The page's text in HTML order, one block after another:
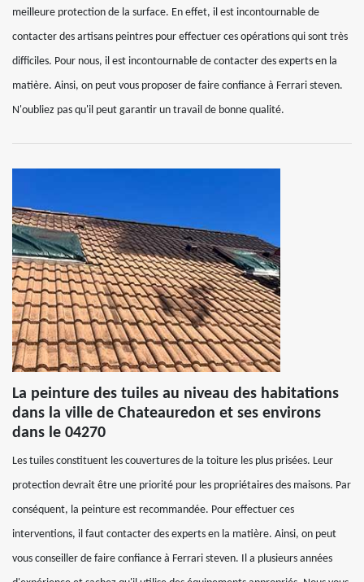
meilleure protection de la surface. En effet, il est incontournable de
contacter des artisans peintres pour effectuer ces opérations qui sont très
difficiles. Pour nous, il est incontournable de contacter des experts en la
matière. Ainsi, on peut vous proposer de faire confiance à Ferrari steven.
N'oubliez pas qu'il peut garantir un travail de bonne qualité.
La peinture des tuiles au niveau des habitations
dans la ville de Chateauredon et ses environs
dans le 04270
Les tuiles constituent les couvertures de la toiture les plus prisées. Leur
protection devrait être une priorité pour les propriétaires des maisons. Par
conséquent, la peinture est recommandée. Pour effectuer ces
interventions, il faut contacter des experts en la matière. Ainsi, on peut
vous conseiller de faire confiance à Ferrari steven. Il a plusieurs années